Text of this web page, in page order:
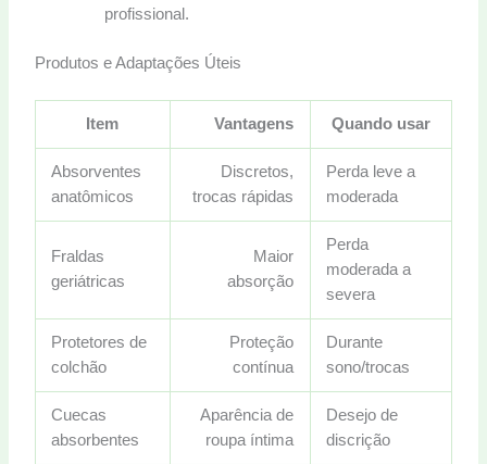
profissional.
Produtos e Adaptações Úteis
Item Vantagens Quando usar
Absorventes
anatômicos
Discretos,
trocas rápidas
Perda leve a
moderada
Fraldas
geriátricas
Maior
absorção
Perda
moderada a
severa
Protetores de
colchão
Proteção
contínua
Durante
sono/trocas
Cuecas
absorbentes
Aparência de
roupa íntima
Desejo de
discrição